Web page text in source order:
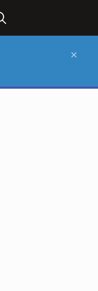
×